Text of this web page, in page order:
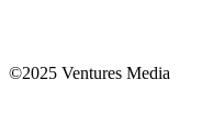
©2025 Ventures Media